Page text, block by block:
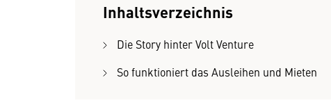
Inhaltsverzeichnis
Die Story hinter Volt Venture
So funktioniert das Ausleihen und Mieten